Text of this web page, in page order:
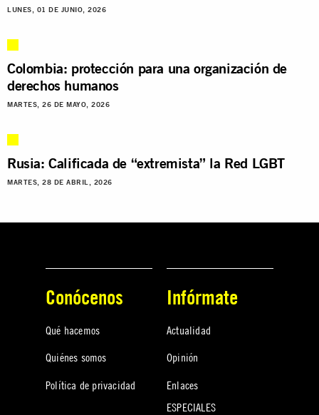
LUNES, 01 DE JUNIO, 2026
Colombia: protección para una organización de
derechos humanos
MARTES, 26 DE MAYO, 2026
Rusia: Calificada de “extremista” la Red LGBT
MARTES, 28 DE ABRIL, 2026
Conócenos
Qué hacemos
Quiénes somos
Política de privacidad
Infórmate
Actualidad
Opinión
Enlaces
ESPECIALES